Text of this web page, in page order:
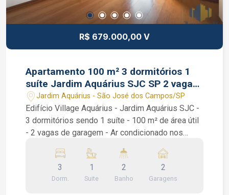
R$ 679.000,00 V
Apartamento 100 m² 3 dormitórios 1
suíte Jardim Aquárius SJC SP 2 vagas
elevador
Jardim Aquárius - São José dos Campos/SP
Edifício Village Aquárius - Jardim Aquárius SJC -
3 dormitórios sendo 1 suíte - 100 m² de área útil
- 2 vagas de garagem - Ar condicionado nos
armários planejados, sala de 2 ambientes,
banheiro social, área de serviço, banheiro de
serviço, cozinha com armários e sacada.
3
Dorm.
1
Suite
2
Banho
2
Garagens